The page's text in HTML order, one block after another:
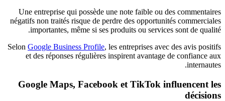
Une entreprise qui possède une note faible ou des commentaires
négatifs non traités risque de perdre des opportunités commerciales
importantes, même si ses produits ou services sont de qualité.
Selon Google Business Profile, les entreprises avec des avis positifs
et des réponses régulières inspirent avantage de confiance aux
internautes.
Google Maps, Facebook et TikTok influencent les
décisions